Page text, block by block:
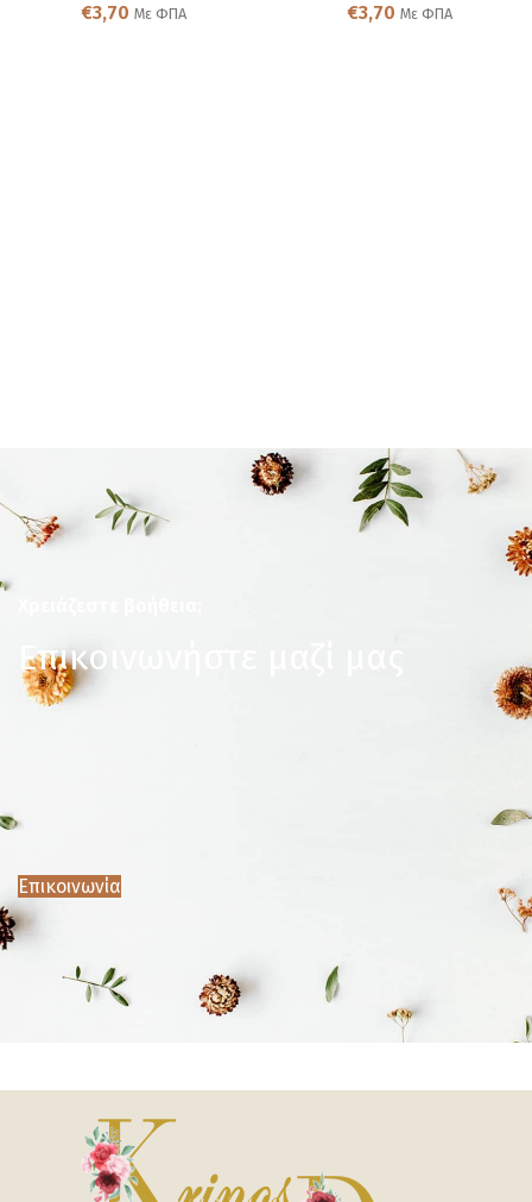
€3,70 Με ΦΠΑ
€3,70 Με ΦΠΑ
Επικοινωνήστε μαζί μας
Επικοινωνία